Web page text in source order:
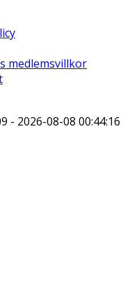
medlemsvillkor
- 2026-08-08 00:44:16